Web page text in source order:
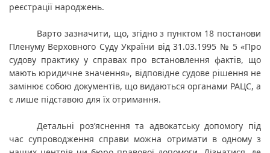
реєстрації народжень.
Варто зазначити, що, згідно з пунктом 18 постанови
Пленуму Верховного Суду України від 31.03.1995 № 5 «Про
судову практику у справах про встановлення фактів, що
мають юридичне значення», відповідне судове рішення не
замінює собою документів, що видаються органами РАЦС, а
є лише підставою для їх отримання.
Детальні роз’яснення та адвокатську допомогу під
час супроводження справи можна отримати в одному з